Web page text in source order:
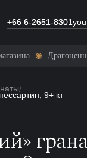
+66 6-2651-8301
+66 6-2651-8301
Драгоценные
/
9+ кт